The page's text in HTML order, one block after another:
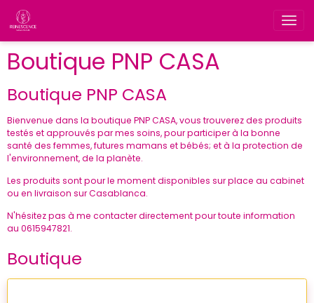
Boutique PNP CASA
Boutique PNP CASA
Bienvenue dans la boutique PNP CASA, vous trouverez des produits
testés et approuvés par mes soins, pour participer à la bonne
santé des femmes, futures mamans et bébés; et à la protection de
l'environnement, de la planète.
Les produits sont pour le moment disponibles sur place au cabinet
ou en livraison sur Casablanca.
N'hésitez pas à me contacter directement pour toute information
au 0615947821.
Boutique